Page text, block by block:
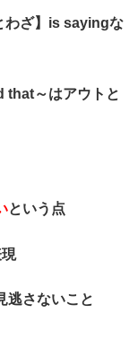
わざ】is sayingな
～はアウトと
という点
逃さないこと